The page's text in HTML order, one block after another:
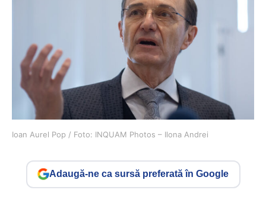
Ioan Aurel Pop / Foto: INQUAM Photos – Ilona Andrei
Adaugă-ne ca sursă preferată în Google